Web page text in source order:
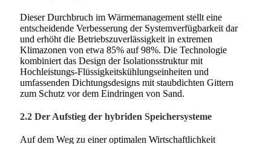
Dieser Durchbruch im Wärmemanagement stellt eine
entscheidende Verbesserung der Systemverfügbarkeit dar
und erhöht die Betriebszuverlässigkeit in extremen
Klimazonen von etwa 85% auf 98%. Die Technologie
kombiniert das Design der Isolationsstruktur mit
Hochleistungs-Flüssigkeitskühlungseinheiten und
umfassenden Dichtungsdesigns mit staubdichten Gittern
zum Schutz vor dem Eindringen von Sand.
2.2 Der Aufstieg der hybriden Speichersysteme
Auf dem Weg zu einer optimalen Wirtschaftlichkeit